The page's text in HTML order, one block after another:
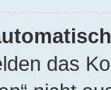
das